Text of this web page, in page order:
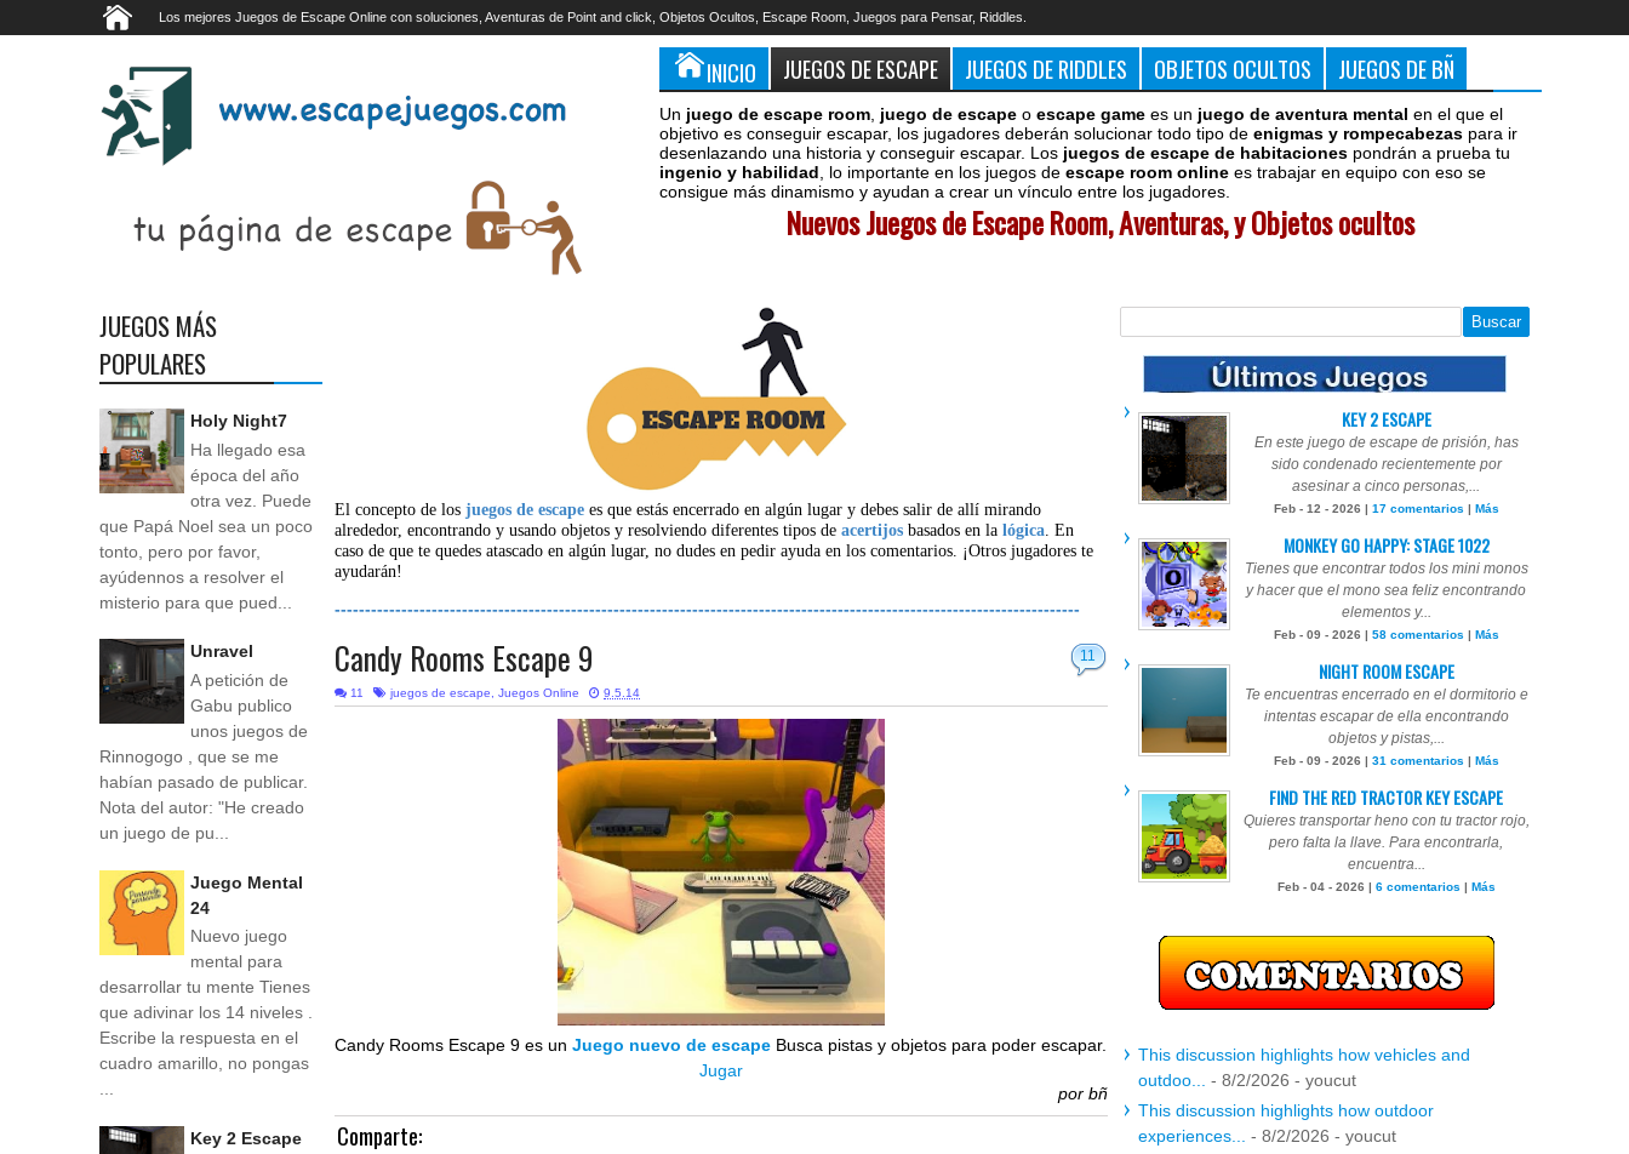
Los mejores Juegos de Escape Online con soluciones, Aventuras de Point and click, Objetos Ocultos, Escape Room, Juegos para Pensar, Riddles.
INICIO JUEGOS DE ESCAPE JUEGOS DE RIDDLES OBJETOS OCULTOS JUEGOS DE BÑ
Un juego de escape room juego de escape o escape game es un juego de aventura mental en el que el
objetivo es conseguir escapar, los jugadores deberán solucionar todo tipo de enigmas y rompecabezas para ir
desenlazando una historia y conseguir escapar. Los juegos de escape de habitaciones pondrán a prueba tu
ingenio y habilidad , lo importante en los juegos de escape room online es trabajar en equipo con eso se
consigue más dinamismo y ayudan a crear un vínculo entre los jugadores.
Nuevos Juegos de Escape Room, Aventuras, y Objetos ocultos
El concepto de losjuegos de escape es que estás encerrado en algún lugar y debes salir de allí mirando
alrededor, encontrando y usando objetos y resolviendo diferentes tipos deacertijos basados en lalógica. En
caso de que te quedes atascado en algún lugar, no dudes en pedir ayuda en los comentarios. ¡Otros jugadores te
ayudarán!
---------------------------------------------------------------------------------------------------------------------------
11
Candy Rooms Escape 9
11 juegos de escape Juegos Online 9.5.14
Candy Rooms Escape 9 es unJuego nuevo de escape Busca pistas y objetos para poder escapar.
Jugar
por bñ
Comparte:
JUEGOS MÁS
POPULARES
Holy Night7
Ha llegado esa
época del año
otra vez. Puede
que Papá Noel sea un poco
tonto, pero por favor,
ayúdennos a resolver el
misterio para que pued...
Unravel
A petición de
Gabu publico
unos juegos de
Rinnogogo , que se me
habían pasado de publicar.
Nota del autor: "He creado
un juego de pu...
Juego Mental
24
Nuevo juego
mental para
desarrollar tu mente Tienes
que adivinar los 14 niveles .
Escribe la respuesta en el
cuadro amarillo, no pongas
...
Key 2 Escape
KEY 2 ESCAPE
En este juego de escape de prisión, has
sido condenado recientemente por
asesinar a cinco personas,...
Feb - 12 - 2026 | 17 comentarios | Más
MONKEY GO HAPPY: STAGE 1022
Tienes que encontrar todos los mini monos
y hacer que el mono sea feliz encontrando
elementos y...
Feb - 09 - 2026 | 58 comentarios | Más
NIGHT ROOM ESCAPE
Te encuentras encerrado en el dormitorio e
intentas escapar de ella encontrando
objetos y pistas,...
Feb - 09 - 2026 | 31 comentarios | Más
FIND THE RED TRACTOR KEY ESCAPE
Quieres transportar heno con tu tractor rojo,
pero falta la llave. Para encontrarla,
encuentra...
Feb - 04 - 2026 | 6 comentarios | Más
This discussion highlights how vehicles and
outdoo...
- 8/2/2026 - youcut
This discussion highlights how outdoor
experiences...
- 8/2/2026 - youcut